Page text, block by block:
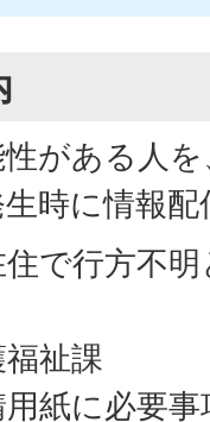
がある人
時に情報
で行方不
祉課
紙に必要